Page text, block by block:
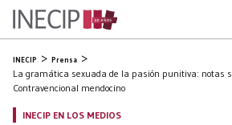
INECIP Prensa
La gramática sexuada de la pasión punitiva: notas
Contravencional mendocino
INECIP EN LOS MEDIOS